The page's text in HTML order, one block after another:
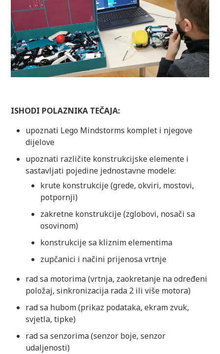
ISHODI POLAZNIKA TEČAJA:
upoznati Lego Mindstorms komplet i njegove
dijelove
upoznati različite konstrukcijske elemente i
sastavljati pojedine jednostavne modele:
krute konstrukcije (grede, okviri, mostovi,
potpornji)
zakretne konstrukcije (zglobovi, nosači sa
osovinom)
konstrukcije sa kliznim elementima
zupčanici i načini prijenosa vrtnje
rad sa motorima (vrtnja, zaokretanje na određeni
položaj, sinkronizacija rada 2 ili više motora)
rad sa hubom (prikaz podataka, ekram zvuk,
svjetla, tipke)
rad sa senzorima (senzor boje, senzor
udaljenosti)